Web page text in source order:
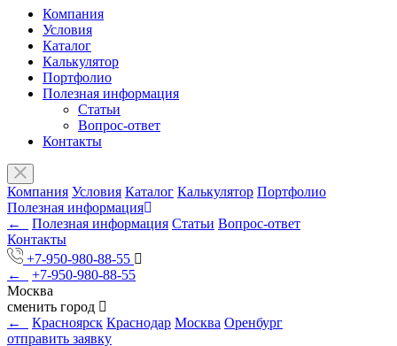
Компания
Условия
Каталог
Калькулятор
Портфолио
Полезная информация
Статьи
Вопрос-ответ
Контакты
Компания Условия Каталог Калькулятор Портфолио
Полезная информация
←
Полезная информация Статьи Вопрос-ответ
Контакты
+7-950-980-88-55
←
+7-950-980-88-55
Москва
сменить город
←
Красноярск Краснодар Москва Оренбург
отправить заявку